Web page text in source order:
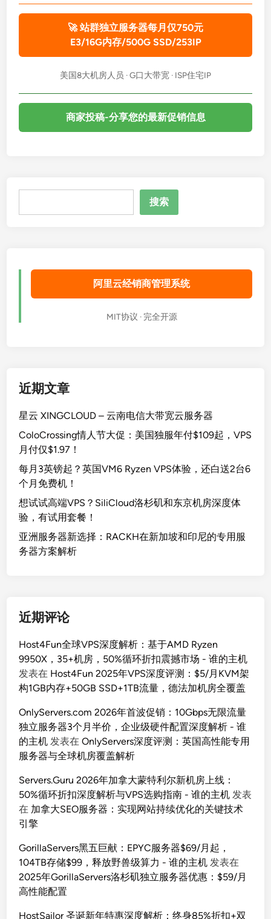
数
字
–
无
线
P
合
服
务
🚀 站群独立服务器每月仅750元
E3/16G内存/500G SSD/253IP
美国8大机房人员 · G口大带宽 · ISP住宅IP
商家投稿-分享您的最新促销信息
搜索
阿里云经销商管理系统
MIT协议 · 完全开源
近期文章
星云 XINGCLOUD – 云南电信大带宽云服务器
ColoCrossing情人节大促：美国独服年付$109起，VPS
月付仅$1.97！
每月3英镑起？英国VM6 Ryzen VPS体验，还白送2台6
个月免费机！
想试试高端VPS？SiliCloud洛杉矶和东京机房深度体
验，有试用套餐！
亚洲服务器新选择：RACKH在新加坡和印尼的专用服
务器方案解析
近期评论
Host4Fun全球VPS深度解析：基于AMD Ryzen
9950X，35+机房，50%循环折扣震撼市场 - 谁的主机
发表在 Host4Fun 2025年VPS深度评测：$5/月KVM架
构1GB内存+50GB SSD+1TB流量，德法加机房全覆盖
OnlyServers.com 2026年首波促销：10Gbps无限流量
独立服务器3个月半价，企业级硬件配置深度解析 - 谁
的主机 发表在OnlyServers深度评测：英国高性能专用
服务器与全球机房覆盖解析
Servers.Guru 2026年加拿大蒙特利尔新机房上线：
50%循环折扣深度解析与VPS选购指南 - 谁的主机 发表
在 加拿大SEO服务器：实现网站持续优化的关键技术
引擎
GorillaServers黑五巨献：EPYC服务器$69/月起，
104TB存储$99，释放野兽级算力 - 谁的主机 发表在
2025年GorillaServers洛杉矶独立服务器优惠：$59/月
高性能配置
HostSailor 圣诞新年特惠深度解析：终身85%折扣+双